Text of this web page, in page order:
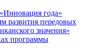
года»
развития передовых
значения»
программы